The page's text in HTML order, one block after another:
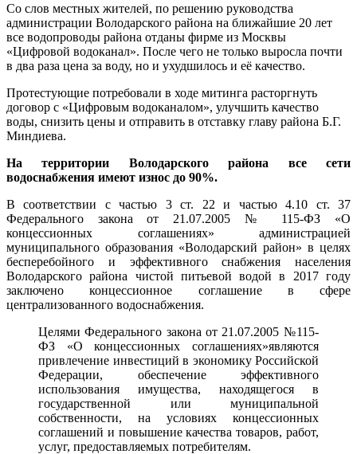
Со слов местных жителей, по решению руководства
администрации Володарского района на ближайшие 20 лет
все водопроводы района отданы фирме из Москвы
«Цифровой водоканал». После чего не только выросла почти
в два раза цена за воду, но и ухудшилось и её качество.
Протестующие потребовали в ходе митинга расторгнуть
договор с «Цифровым водоканалом», улучшить качество
воды, снизить цены и отправить в отставку главу района Б.Г.
Миндиева.
На территории Володарского района все сети
водоснабжения имеют износ до 90%.
В соответствии с частью 3 ст. 22 и частью 4.10 ст. 37
Федерального закона от 21.07.2005 № 115-ФЗ «О
концессионных соглашениях» администрацией
муниципального образования «Володарский район» в целях
бесперебойного и эффективного снабжения населения
Володарского района чистой питьевой водой в 2017 году
заключено концессионное соглашение в сфере
централизованного водоснабжения.
Целями Федерального закона от 21.07.2005 №115-
ФЗ «О концессионных соглашениях»являются
привлечение инвестиций в экономику Российской
Федерации, обеспечение эффективного
использования имущества, находящегося в
государственной или муниципальной
собственности, на условиях концессионных
соглашений и повышение качества товаров, работ,
услуг, предоставляемых потребителям.